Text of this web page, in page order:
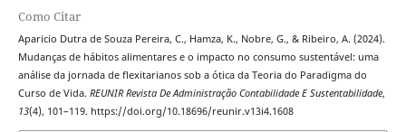
Como Citar
Aparicio Dutra de Souza Pereira, C., Hamza, K., Nobre, G., & Ribeiro, A. (2024).
Mudanças de hábitos alimentares e o impacto no consumo sustentável: uma
análise da jornada de flexitarianos sob a ótica da Teoria do Paradigma do
Curso de Vida. REUNIR Revista De Administração Contabilidade E Sustentabilidade,
13(4), 101–119. https://doi.org/10.18696/reunir.v13i4.1608